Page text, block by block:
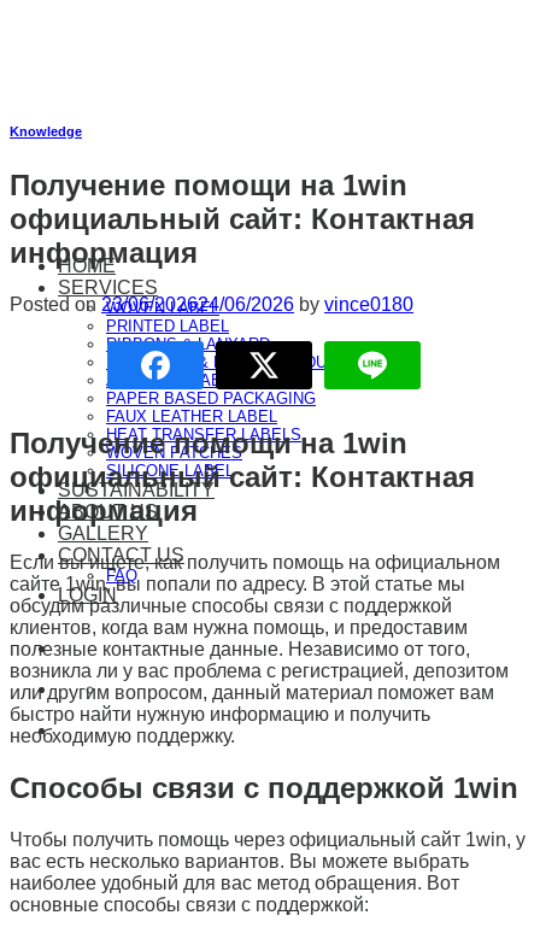
HOME
SERVICES
WOVEN LABEL
PRINTED LABEL
RIBBONS & LANYARD
HANGTAGS & PAPER PRODUCTS
ADHESIVE LABEL
PAPER BASED PACKAGING
FAUX LEATHER LABEL
HEAT TRANSFER LABELS
WOVEN PATCHES
SILICONE LABEL
SUSTAINABILITY
ABOUT US
GALLERY
CONTACT US
FAQ
LOGIN
Knowledge
Получение помощи на 1win
официальный сайт: Контактная
информация
Posted on 23/06/202624/06/2026 by vince0180
Получение помощи на 1win
официальный сайт: Контактная
информация
Если вы ищете, как получить помощь на официальном
сайте 1win, вы попали по адресу. В этой статье мы
обсудим различные способы связи с поддержкой
клиентов, когда вам нужна помощь, и предоставим
полезные контактные данные. Независимо от того,
возникла ли у вас проблема с регистрацией, депозитом
или другим вопросом, данный материал поможет вам
быстро найти нужную информацию и получить
необходимую поддержку.
Способы связи с поддержкой 1win
Чтобы получить помощь через официальный сайт 1win, у
вас есть несколько вариантов. Вы можете выбрать
наиболее удобный для вас метод обращения. Вот
основные способы связи с поддержкой: